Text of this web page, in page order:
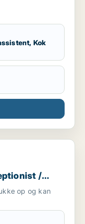
Kok
/ receptionist /
/
/
op og kan